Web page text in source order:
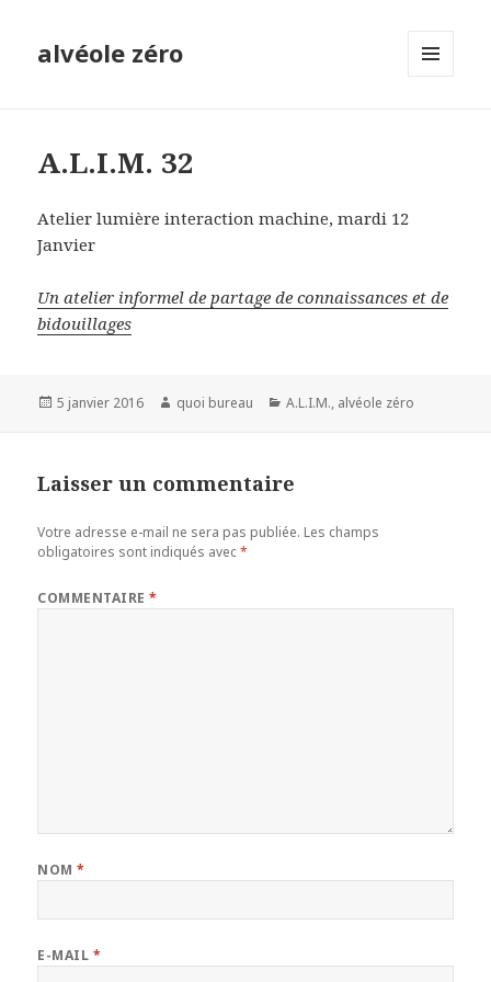
alvéole zéro
A.L.I.M. 32
Atelier lumière interaction machine, mardi 12
Janvier
Un atelier informel de partage de connaissances et de
bidouillages
Publié
5 janvier 2016 Auteur
quoi bureau Catégories
A.L.I.M., alvéole zéro
Laisser un commentaire
Votre adresse e-mail ne sera pas publiée. Les champs
obligatoires sont indiqués avec*
COMMENTAIRE*
NOM*
E-MAIL *